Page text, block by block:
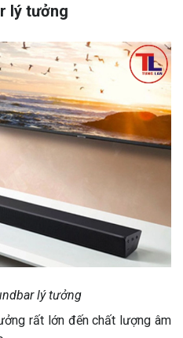
lý tưởng
lý tưởng
rất lớn đến chất lượng âm